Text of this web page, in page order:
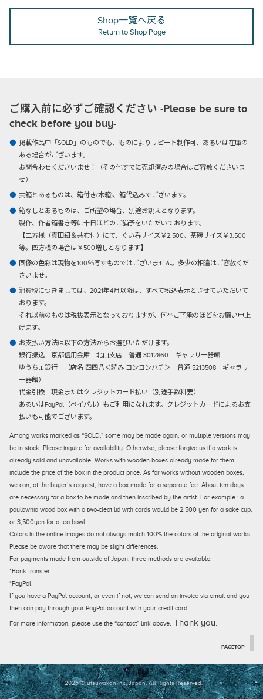
Shop一覧へ戻る
Return to Shop Page
ご購入前に必ずご確認ください -Please be sure to
check before you buy-
掲載作品中「SOLD」のものでも、ものによりリピート制作可、あるいは在庫の
ある場合がございます。
お問合わせくださいませ！（その他すでに売却済みの場合はご容赦くださいま
せ）
共箱とあるものは、箱付き(木箱)、箱代込みでございます。
箱なしとあるものは、ご所望の場合、別途お誂えとなります。
製作、作者箱書き等に十日ほどのご猶予をいただいております。
【二方桟（真田紐＆共布付）にて、ぐい呑サイズ￥2,500、茶碗サイズ￥3,500
等。四方桟の場合は￥500増しとなります】
画像の色彩は現物を100％写すものではございません。多少の相違はご容赦くだ
さいませ。
消費税につきましては、2021年4月以降は、すべて税込表示とさせていただいて
おります。
それ以前のものは税抜表示となっておりますが、何卒ご了承のほどをお願い申上
げます。
お支払い方法は以下の方法からお選びいただけます。
銀行振込京都信用金庫 北山支店 普通 3012860 ギャラリー器館
ゆうちょ銀行 （店名 四四八＜読み ヨンヨンハチ＞ 普通 5213508 ギャラリ
ー器館）
代金引換現金またはクレジットカード払い（別途手数料要）
あるいはPayPal（ペイパル）もご利用になれます。クレジットカードによるお支
払いも可能でございます。
Among works marked as “SOLD,” some may be made again, or multiple versions may
be in stock. Please inquire for availability. Otherwise, please forgive us if a work is
already sold and unavailable. Works with wooden boxes already made for them
include the price of the box in the product price. As for works without wooden boxes,
we can, at the buyer’s request, have a box made for a separate fee. About ten days
are necessary for a box to be made and then inscribed by the artist. For example : a
paulownia wood box with a two-cleat lid with cords would be 2,500 yen for a sake cup,
or 3,500yen for a tea bowl.
Colors in the online images do not always match 100% the colors of the original works.
Please be aware that there may be slight differences.
For payments made from outside of Japan, three methods are available.
*Bank transfer
*PayPal.
If you have a PayPal account, or even if not, we can send an invoice via email and you
then can pay through your PayPal account with your credit card.
For more information, please use the “contact” link above. Thank you.
PAGETOP
2026 © utsuwakan inc, Japan.All Rights Reserved.